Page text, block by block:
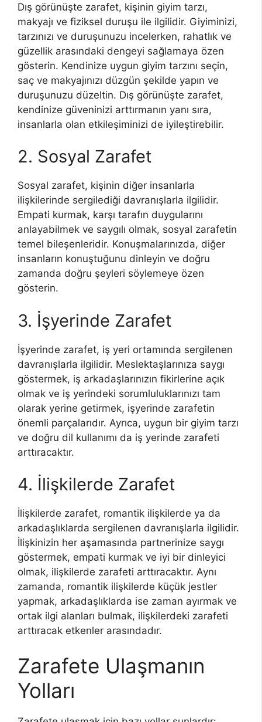
Dış görünüşte zarafet, kişinin giyim tarzı,
makyajı ve fiziksel duruşu ile ilgilidir. Giyiminizi,
tarzınızı ve duruşunuzu incelerken, rahatlık ve
güzellik arasındaki dengeyi sağlamaya özen
gösterin. Kendinize uygun giyim tarzını seçin,
saç ve makyajınızı düzgün şekilde yapın ve
duruşunuzu düzeltin. Dış görünüşte zarafet,
kendinize güveninizi arttırmanın yanı sıra,
insanlarla olan etkileşiminizi de iyileştirebilir.
2. Sosyal Zarafet
Sosyal zarafet, kişinin diğer insanlarla
ilişkilerinde sergilediği davranışlarla ilgilidir.
Empati kurmak, karşı tarafın duygularını
anlayabilmek ve saygılı olmak, sosyal zarafetin
temel bileşenleridir. Konuşmalarınızda, diğer
insanların konuştuğunu dinleyin ve doğru
zamanda doğru şeyleri söylemeye özen
gösterin.
3. İşyerinde Zarafet
İşyerinde zarafet, iş yeri ortamında sergilenen
davranışlarla ilgilidir. Meslektaşlarınıza saygı
göstermek, iş arkadaşlarınızın fikirlerine açık
olmak ve iş yerindeki sorumluluklarınızı tam
olarak yerine getirmek, işyerinde zarafetin
önemli parçalarıdır. Ayrıca, uygun bir giyim tarzı
ve doğru dil kullanımı da iş yerinde zarafeti
arttıracaktır.
4. İlişkilerde Zarafet
İlişkilerde zarafet, romantik ilişkilerde ya da
arkadaşlıklarda sergilenen davranışlarla ilgilidir.
İlişkinizin her aşamasında partnerinize saygı
göstermek, empati kurmak ve iyi bir dinleyici
olmak, ilişkilerde zarafeti arttıracaktır. Aynı
zamanda, romantik ilişkilerde küçük jestler
yapmak, arkadaşlıklarda ise zaman ayırmak ve
ortak ilgi alanları bulmak, ilişkilerdeki zarafeti
arttıracak etkenler arasındadır.
Zarafete Ulaşmanın
Yolları